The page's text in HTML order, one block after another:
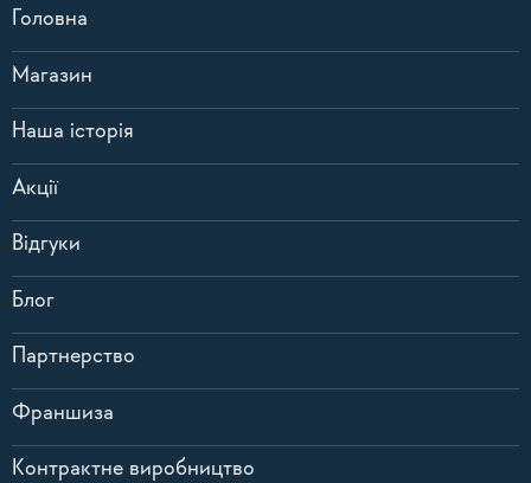
Головна
Магазин
Наша історія
Акції
Відгуки
Блог
Партнерство
Франшиза
Контрактне виробництво